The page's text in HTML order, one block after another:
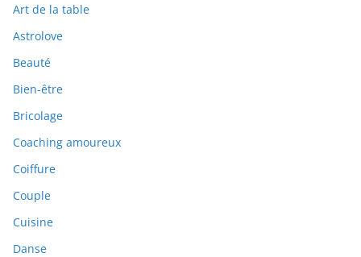
Art de la table
Astrolove
Beauté
Bien-être
Bricolage
Coaching amoureux
Coiffure
Couple
Cuisine
Danse